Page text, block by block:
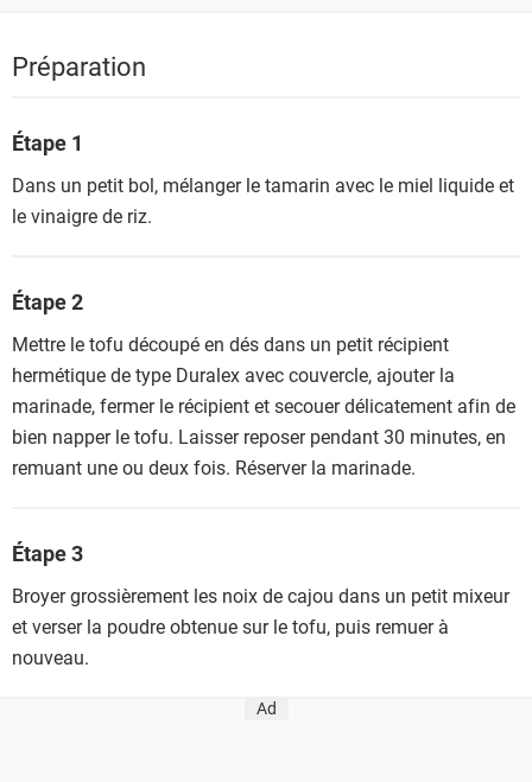
Préparation
Étape 1
Dans un petit bol, mélanger le tamarin avec le miel liquide et
le vinaigre de riz.
Étape 2
Mettre le tofu découpé en dés dans un petit récipient
hermétique de type Duralex avec couvercle, ajouter la
marinade, fermer le récipient et secouer délicatement afin de
bien napper le tofu. Laisser reposer pendant 30 minutes, en
remuant une ou deux fois. Réserver la marinade.
Étape 3
Broyer grossièrement les noix de cajou dans un petit mixeur
et verser la poudre obtenue sur le tofu, puis remuer à
nouveau.
Ad